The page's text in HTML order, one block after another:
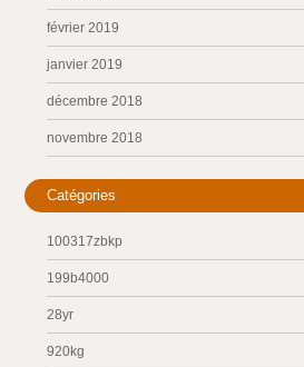
février 2019
janvier 2019
décembre 2018
novembre 2018
Catégories
100317zbkp
199b4000
28yr
920kg